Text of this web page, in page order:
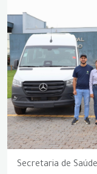
Secretaria de Saúde